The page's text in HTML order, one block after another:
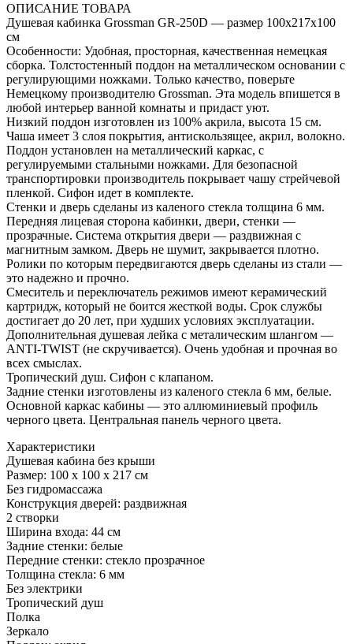
ОПИСАНИЕ ТОВАРА
Душевая кабинка Grossman GR-250D — размер 100x217x100
см
Особенности: Удобная, просторная, качественная немецкая
сборка. Толстостенный поддон на металлическом основании с
регулирующими ножками. Только качество, поверьте
Немецкому производителю Grossman. Эта модель впишется в
любой интерьер ванной комнаты и придаст уют.
Низкий поддон изготовлен из 100% акрила, высота 15 см.
Чаша имеет 3 слоя покрытия, антискользящее, акрил, волокно.
Поддон установлен на металлический каркас, с
регулируемыми стальными ножками. Для безопасной
транспортировки производитель покрывает чашу стрейчевой
пленкой. Сифон идет в комплекте.
Стенки и дверь сделаны из каленого стекла толщина 6 мм.
Передняя лицевая сторона кабинки, двери, стенки —
прозрачные. Система открытия двери — раздвижная с
магнитным замком. Дверь не шумит, закрывается плотно.
Ролики по которым передвигаются дверь сделаны из стали —
это надежно и прочно.
Смеситель и переключатель режимов имеют керамический
картридж, который не боится жесткой воды. Срок службы
достигает до 20 лет, при худших условиях эксплуатации.
Дополнительная душевая лейка с металическим шлангом —
ANTI-TWIST (не скручивается). Очень удобная и прочная во
всех смыслах.
Тропический душ. Сифон с клапаном.
Задние стенки изготовлены из каленого стекла 6 мм, белые.
Основной каркас кабины — это аллюминиевый профиль
черного цвета. Центральная панель черного цвета.
Характеристики
Душевая кабина без крыши
Размер: 100 x 100 x 217 см
Без гидромассажа
Конструкция дверей: раздвижная
2 створки
Ширина входа: 44 см
Задние стенки: белые
Передние стенки: стекло прозрачное
Толщина стекла: 6 мм
Без электрики
Тропический душ
Полка
Зеркало